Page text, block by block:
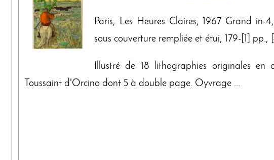
Paris, Les Heures Claires, 1967 Grand in-
sous couverture rempliée et étui, 179-[1] pp.,
Illustré de 18 lithographies originales en
Toussaint d'Orcino dont 5 à double page. Oyvrage ...